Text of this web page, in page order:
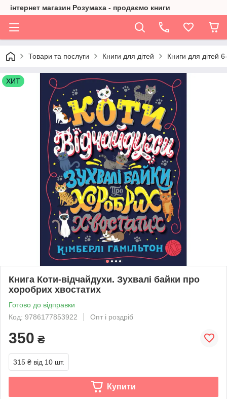
інтернет магазин Розумаха - продаємо книги
Товари та послуги Книги для дітей Книги для дітей
ХИТ
Книга Коти-відчайдухи. Зухвалі байки про
хоробрих хвостатих
Готово до відправки
Код: 9786177853922
Опт і роздріб
350 ₴
315 ₴ від 10 шт.
Купити